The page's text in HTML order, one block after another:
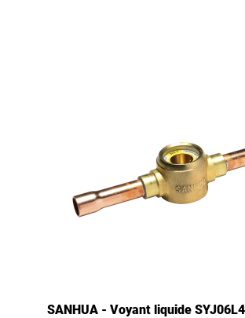
SANHUA - Voyant liquide